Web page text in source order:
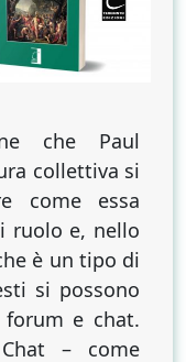
che Paul
collettiva si
come essa
ruolo e, nello
è un tipo di
si possono
forum e chat.
– come